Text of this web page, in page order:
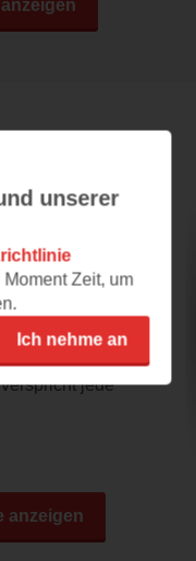
-
Fahrzeuge!
hat mich
jede
anzeigen
unserer
Zeit, um
Ich nehme an